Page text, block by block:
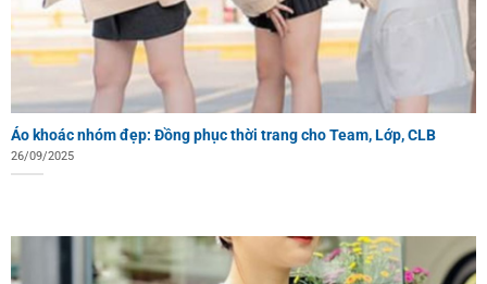
Áo khoác nhóm đẹp: Đồng phục thời trang cho Team, Lớp, CLB
26/09/2025